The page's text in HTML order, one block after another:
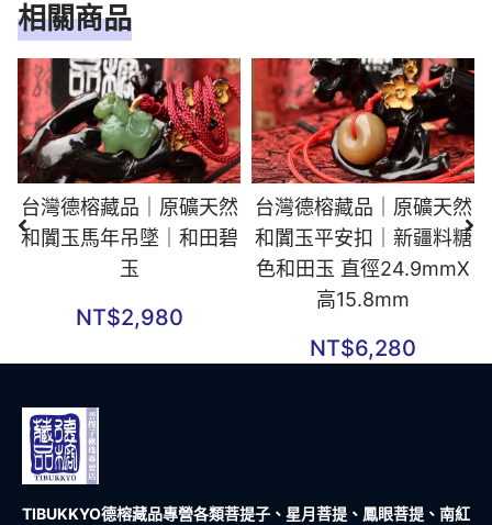
相關商品
台灣德榕藏品｜原礦天然
和闐玉馬年吊墜｜和田碧
玉
NT$2,980
台灣德榕藏品｜原礦天然
和闐玉平安扣｜新疆料糖
色和田玉 直徑24.9mmX
高15.8mm
NT$6,280
TIBUKKYO德榕藏品專營各類菩提子、星月菩提、鳳眼菩提、南紅